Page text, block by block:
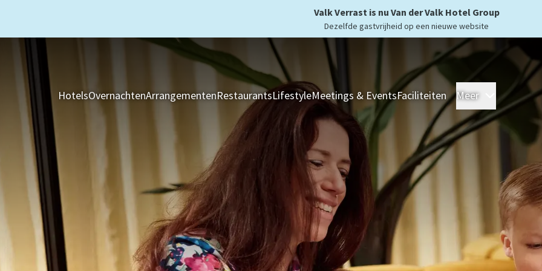
Valk Verrast is nu Van der Valk Hotel Group
Dezelfde gastvrijheid op een nieuwe website
HotelsOvernachtenArrangementenRestaurantsLifestyleMeetings & EventsFaciliteiten Meer Hotels